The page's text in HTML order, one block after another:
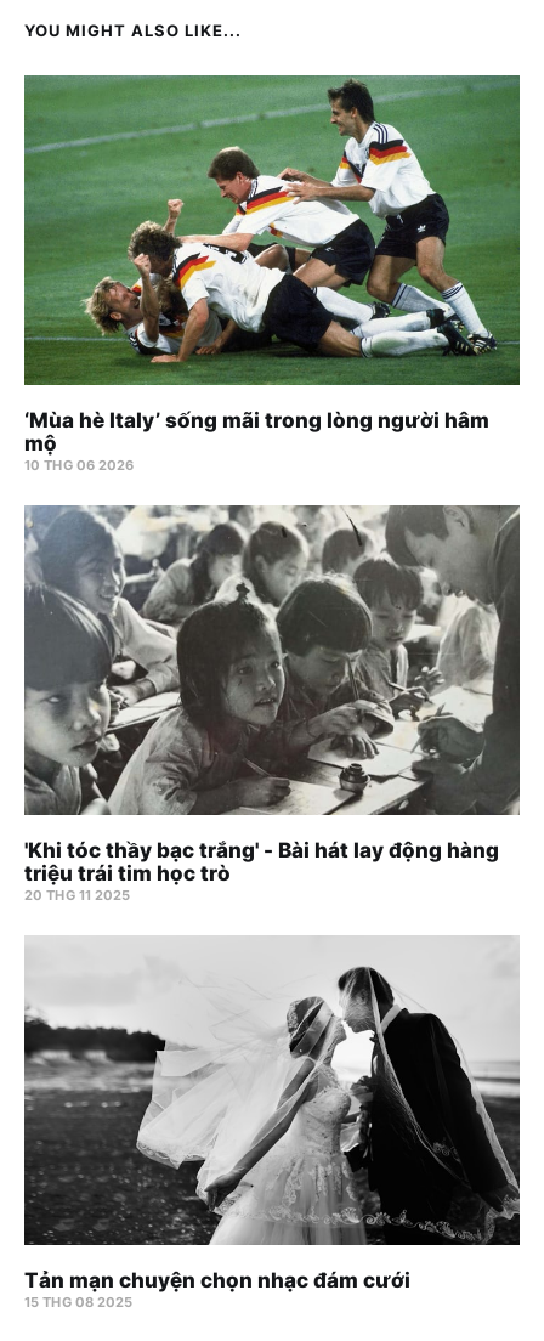
YOU MIGHT ALSO LIKE...
‘Mùa hè Italy’ sống mãi trong lòng người hâm
mộ
10 THG 06 2026
'Khi tóc thầy bạc trắng' - Bài hát lay động hàng
triệu trái tim học trò
20 THG 11 2025
Tản mạn chuyện chọn nhạc đám cưới
15 THG 08 2025